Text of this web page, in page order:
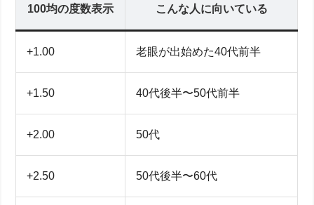
100均の度数表示 こんな人に向いている
+1.00 老眼が出始めた40代前半
+1.50 40代後半〜50代前半
+2.00 50代
+2.50 50代後半〜60代
STEP1 セルフチェック＆調べ方：自宅でできる度数
新聞とスマホでできる1以下〜2.0までの近点テスト
A4シート活用！左右それぞれの度数を調べる簡単な
方法
セルフチェック結果を記録するコツと注意点
STEP2 100均老眼鏡を使った仮合わせ：目安と注意点
100均の度数表示を読み解く早見表と選び方
シーン・用途別の仮合わせ例：パソコン作業／手芸
／読書
合わないと感じたら買い替えるタイミングと進行サ
イン
STEP3 クリニックでの正確な度数の選び方